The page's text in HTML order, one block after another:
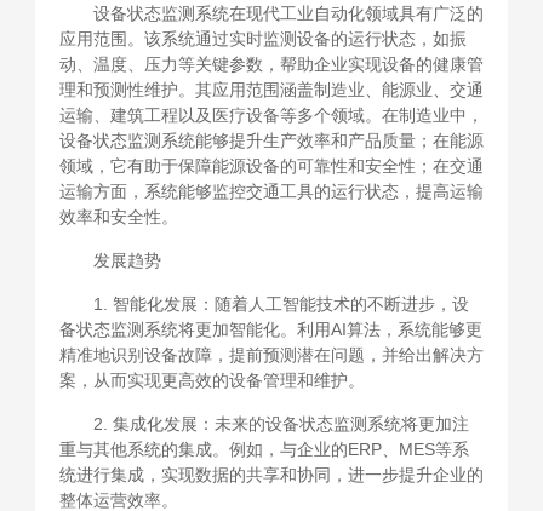
设备状态监测系统在现代工业自动化领域具有广泛的
应用范围。该系统通过实时监测设备的运行状态，如振
动、温度、压力等关键参数，帮助企业实现设备的健康管
理和预测性维护。其应用范围涵盖制造业、能源业、交通
运输、建筑工程以及医疗设备等多个领域。在制造业中，
设备状态监测系统能够提升生产效率和产品质量；在能源
领域，它有助于保障能源设备的可靠性和安全性；在交通
运输方面，系统能够监控交通工具的运行状态，提高运输
效率和安全性。
发展趋势
1. 智能化发展：随着人工智能技术的不断进步，设
备状态监测系统将更加智能化。利用AI算法，系统能够更
精准地识别设备故障，提前预测潜在问题，并给出解决方
案，从而实现更高效的设备管理和维护。
2. 集成化发展：未来的设备状态监测系统将更加注
重与其他系统的集成。例如，与企业的ERP、MES等系
统进行集成，实现数据的共享和协同，进一步提升企业的
整体运营效率。